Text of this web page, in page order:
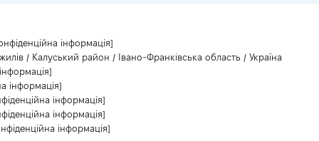
інформація]
/ Калуський район / Івано-Франківська область / Україна
інформація]
інформація]
інформація]
інформація]